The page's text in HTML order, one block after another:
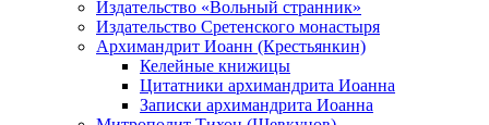
Издательство «Вольный странник»
Издательство Сретенского монастыря
Архимандрит Иоанн (Крестьянкин)
Келейные книжицы
Цитатники архимандрита Иоанна
Записки архимандрита Иоанна